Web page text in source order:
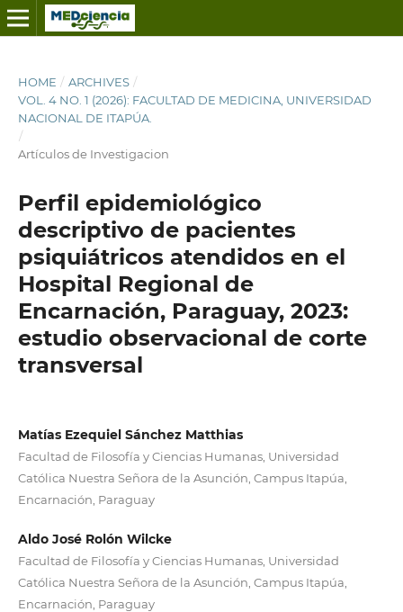
HOME / ARCHIVES /
VOL. 4 NO. 1 (2026): FACULTAD DE MEDICINA, UNIVERSIDAD
NACIONAL DE ITAPÚA.
/
Artículos de Investigacion
Perfil epidemiológico
descriptivo de pacientes
psiquiátricos atendidos en el
Hospital Regional de
Encarnación, Paraguay, 2023:
estudio observacional de corte
transversal
Matías Ezequiel Sánchez Matthias
Facultad de Filosofía y Ciencias Humanas, Universidad
Católica Nuestra Señora de la Asunción, Campus Itapúa,
Encarnación, Paraguay
Aldo José Rolón Wilcke
Facultad de Filosofía y Ciencias Humanas, Universidad
Católica Nuestra Señora de la Asunción, Campus Itapúa,
Encarnación, Paraguay